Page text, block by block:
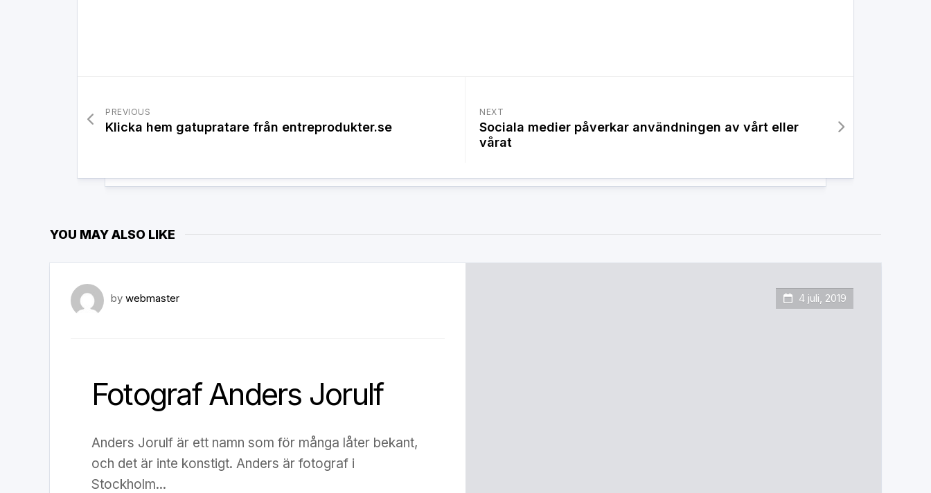
NEXT
Sociala medier påverkar användningen av vårt eller
vårat
PREVIOUS
Klicka hem gatupratare från entreprodukter.se
YOU MAY ALSO LIKE
4 juli, 2019
by webmaster
Fotograf Anders Jorulf
Anders Jorulf är ett namn som för många låter bekant,
och det är inte konstigt. Anders är fotograf i
Stockholm...